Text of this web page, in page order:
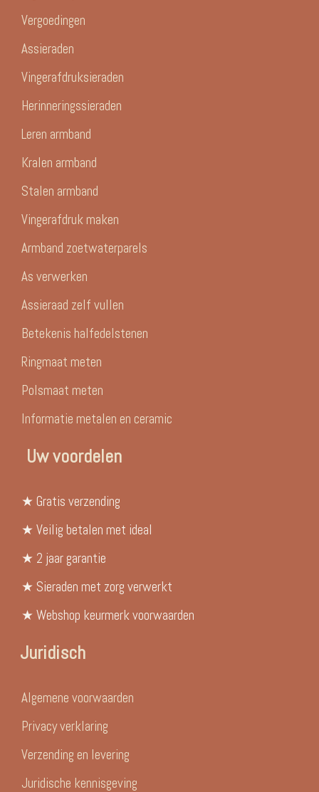
Vergoedingen
Assieraden
Vingerafdruksieraden
Herinneringssieraden
Leren armband
Kralen armband
Stalen armband
Vingerafdruk maken
Armband zoetwaterparels
As verwerken
Assieraad zelf vullen
Betekenis halfedelstenen
Ringmaat meten
Polsmaat meten
Informatie metalen en ceramic
Uw voordelen
★ Gratis verzending
★ Veilig betalen met ideal
★ 2 jaar garantie
★ Sieraden met zorg verwerkt
★ Webshop keurmerk voorwaarden
Juridisch
Algemene voorwaarden
Privacy verklaring
Verzending en levering
Juridische kennisgeving